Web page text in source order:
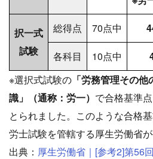
択一式
試験
総得点 70点中
各科目 10点中
※選択式試験の 「労務管理その
識」（通称：労一） で合格基準
とられました。このような合格
労士試験を管轄する厚生労働省が
出典： 厚生労働省｜[参考2]第56